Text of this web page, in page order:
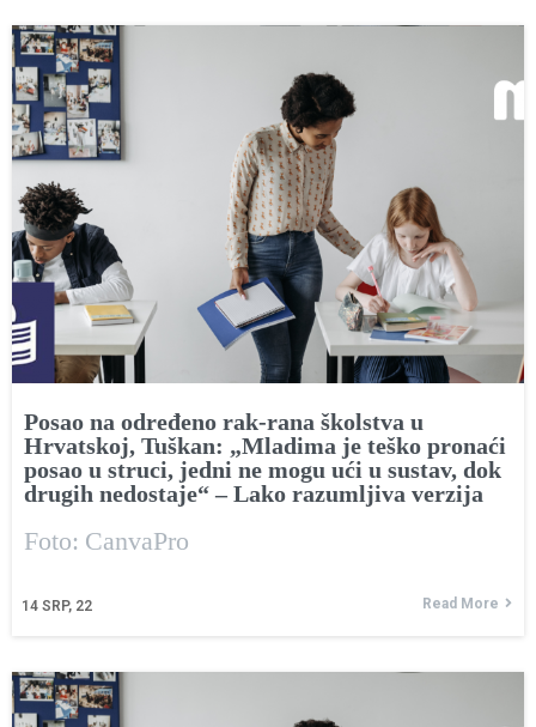
Posao na određeno rak-rana školstva u
Hrvatskoj, Tuškan: „Mladima je teško pronaći
posao u struci, jedni ne mogu ući u sustav, dok
drugih nedostaje“ – Lako razumljiva verzija
14 SRP, 22
Foto: CanvaPro
Read More